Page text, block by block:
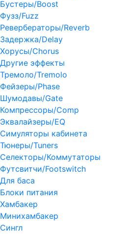
Бустеры/Boost
Фузз/Fuzz
Ревербераторы/Reverb
Задержка/Delay
Хорусы/Chorus
Другие эффекты
Тремоло/Tremolo
Фейзеры/Phase
Шумодавы/Gate
Компрессоры/Comp
Эквалайзеры/EQ
Симуляторы кабинета
Тюнеры/Tuners
Селекторы/Коммутаторы
Футсвитчи/Footswitch
Для баса
Блоки питания
Хамбакер
Минихамбакер
Сингл